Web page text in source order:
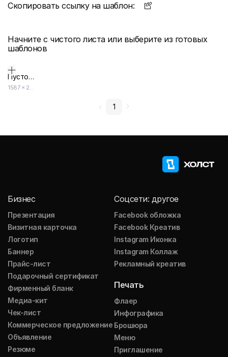
Скопировать ссылку на шаблон:
Начните с чистого листа или выберите из готовых
шаблонов
Пустой дизайн-макет
1587× 2245
1
Бизнес
Презентация
Визитная карточка
Логотип
Баннер
Прайс-лист
Подарочный сертификат
Фирменный бланк
Медиа-кит
Чек-лист
Коммерческое предложение
Объявление
Резюме
Соцсети: другое
Facebook обложка
Facebook Креатив
Instagram Иконка
Instagram Коллаж
Рекламный креатив
Печать
Флаер
Инфографика
Брошюра
Меню
Приглашение